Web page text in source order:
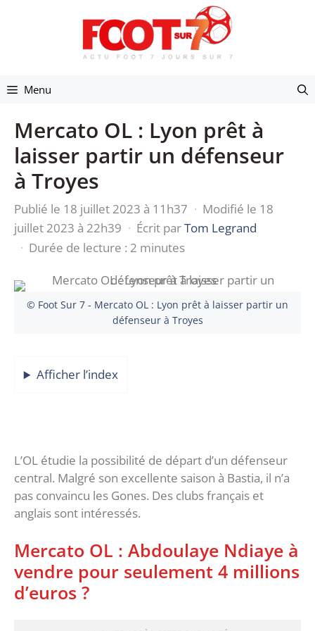
Menu
Mercato OL : Lyon prêt à
laisser partir un défenseur
à Troyes
Publié le 18 juillet 2023 à 11h37 · Modifié le 18
juillet 2023 à 22h39 · Écrit parTom Legrand
· Durée de lecture : 2 minutes
© Foot Sur 7 - Mercato OL : Lyon prêt à laisser partir un
défenseur à Troyes
Afficher l’index
L’OL étudie la possibilité de départ d’un défenseur
central. Malgré son excellente saison à Bastia, il n’a
pas convaincu les Gones. Des clubs français et
anglais sont intéressés.
Mercato OL : Abdoulaye Ndiaye à
vendre pour seulement 4 millions
d’euros ?